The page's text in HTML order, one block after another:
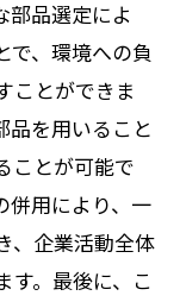
部品選定によ
で、環境への負
ことができま
品を用いること
ことが可能で
併用により、一
、企業活動全体
す。最後に、こ